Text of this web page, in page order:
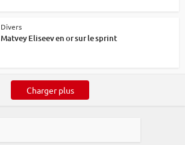
Divers
Matvey Eliseev en or sur le sprint
Charger plus